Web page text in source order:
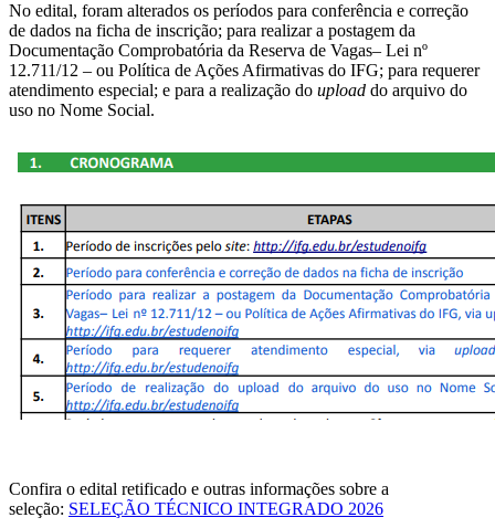
No edital, foram alterados os períodos para conferência e correção
de dados na ficha de inscrição; para realizar a postagem da
Documentação Comprobatória da Reserva de Vagas– Lei nº
12.711/12 – ou Política de Ações Afirmativas do IFG; para requerer
atendimento especial; e para a realização do upload do arquivo do
uso no Nome Social.
Confira o edital retificado e outras informações sobre a
seleção: SELEÇÃO TÉCNICO INTEGRADO 2026